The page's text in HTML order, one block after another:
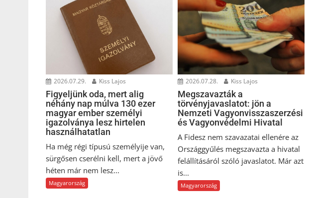
2026.07.29. Kiss Lajos
Figyeljünk oda, mert alig
néhány nap múlva 130 ezer
magyar ember személyi
igazolványa lesz hirtelen
használhatatlan
Ha még régi típusú személyije van,
sürgősen cserélni kell, mert a jövő
héten már nem lesz...
Magyarország
2026.07.28. Kiss Lajos
Megszavazták a
törvényjavaslatot: jön a
Nemzeti Vagyonvisszaszerzési
és Vagyonvédelmi Hivatal
A Fidesz nem szavazatai ellenére az
Országgyűlés megszavazta a hivatal
felállításáról szóló javaslatot. Már azt
is...
Magyarország